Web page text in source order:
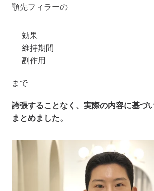
顎先フィラーの
効果
維持期間
副作用
まで
誇張することなく、実際の内容に基づ
まとめました。